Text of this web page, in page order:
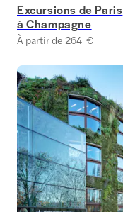
Excursions de Paris
à Champagne
À partir de 264 €